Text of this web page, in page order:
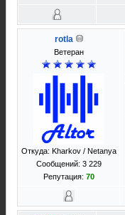
rotla
Ветеран
Откуда: Kharkov / Netanya
Сообщений: 3 229
Репутация: 70